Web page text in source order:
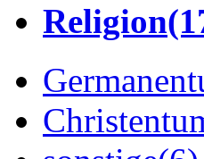
Religion